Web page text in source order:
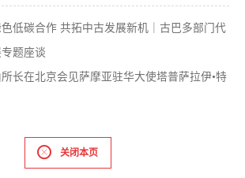
低碳合作 共拓中古发展新机｜古巴多部门代
题座谈
所长在北京会见萨摩亚驻华大使塔普萨拉伊•特
关闭本页